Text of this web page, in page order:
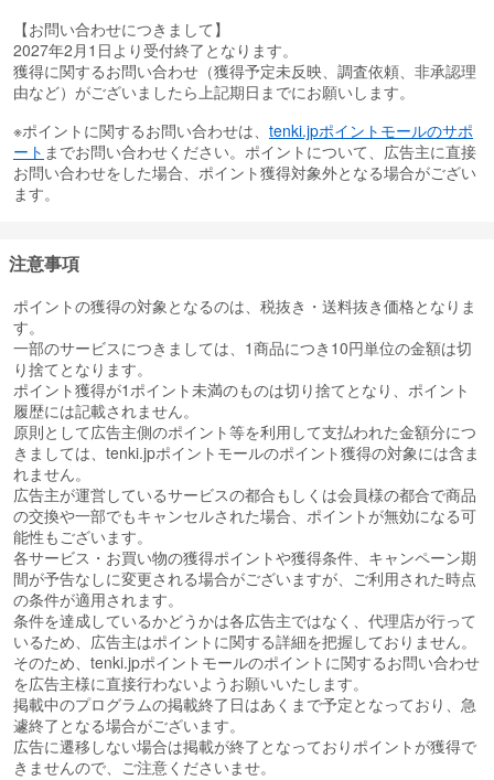
【お問い合わせにつきまして】
2027年2月1日より受付終了となります。
獲得に関するお問い合わせ（獲得予定未反映、調査依頼、非承認理
由など）がございましたら上記期日までにお願いします。
※ポイントに関するお問い合わせは、 tenki.jpポイントモールのサポ
ート までお問い合わせください。ポイントについて、広告主に直接
お問い合わせをした場合、ポイント獲得対象外となる場合がござい
ます。
注意事項
ポイントの獲得の対象となるのは、税抜き・送料抜き価格となりま
す。
一部のサービスにつきましては、1商品につき10円単位の金額は切
り捨てとなります。
ポイント獲得が1ポイント未満のものは切り捨てとなり、ポイント
履歴には記載されません。
原則として広告主側のポイント等を利用して支払われた金額分につ
きましては、tenki.jpポイントモールのポイント獲得の対象には含ま
れません。
広告主が運営しているサービスの都合もしくは会員様の都合で商品
の交換や一部でもキャンセルされた場合、ポイントが無効になる可
能性もございます。
各サービス・お買い物の獲得ポイントや獲得条件、キャンペーン期
間が予告なしに変更される場合がございますが、ご利用された時点
の条件が適用されます。
条件を達成しているかどうかは各広告主ではなく、代理店が行って
いるため、広告主はポイントに関する詳細を把握しておりません。
そのため、tenki.jpポイントモールのポイントに関するお問い合わせ
を広告主様に直接行わないようお願いいたします。
掲載中のプログラムの掲載終了日はあくまで予定となっており、急
遽終了となる場合がございます。
広告に遷移しない場合は掲載が終了となっておりポイントが獲得で
きませんので、ご注意くださいませ。